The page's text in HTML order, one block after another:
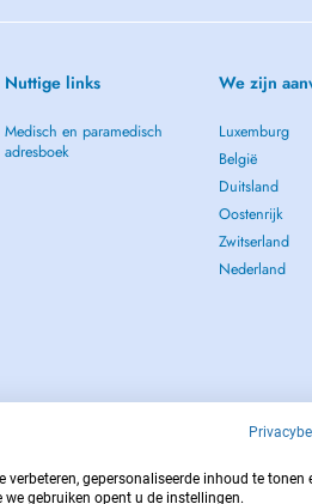
Nuttige links
Medisch en paramedisch
adresboek
We zijn
Luxemburg
België
Duitsland
Oostenrijk
Zwitserland
Nederland
gepersonaliseerde inhoud te tonen
gebruiken opent u de instellingen.